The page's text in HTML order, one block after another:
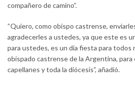
compañero de camino”.
“Quiero, como obispo castrense,
agradecerles a ustedes, ya que este es
para ustedes, es un día fiesta para todos
obispado castrense de la Argentina, para
capellanes y toda la diócesis”, añadió.